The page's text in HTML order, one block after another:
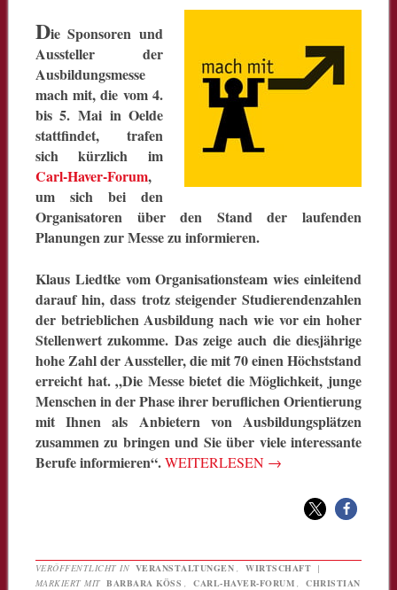
Die Sponsoren und
Aussteller der
Ausbildungsmesse
mach mit, die vom 4.
bis 5. Mai in Oelde
stattfindet, trafen
sich kürzlich im
Carl-Haver-Forum,
um sich bei den
Organisatoren über den Stand der laufenden
Planungen zur Messe zu informieren.
Klaus Liedtke vom Organisationsteam wies einleitend
darauf hin, dass trotz steigender Studierendenzahlen
der betrieblichen Ausbildung nach wie vor ein hoher
Stellenwert zukomme. Das zeige auch die diesjährige
hohe Zahl der Aussteller, die mit 70 einen Höchststand
erreicht hat. „Die Messe bietet die Möglichkeit, junge
Menschen in der Phase ihrer beruflichen Orientierung
mit Ihnen als Anbietern von Ausbildungsplätzen
zusammen zu bringen und Sie über viele interessante
Berufe informieren“.WEITERLESEN →
VERÖFFENTLICHT IN VERANSTALTUNGEN WIRTSCHAFT |
MARKIERT MIT BARBARA KÖSS CARL-HAVER-FORUM
CHRISTIAN